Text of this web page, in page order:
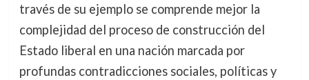
través de su ejemplo se comprende mejor la
complejidad del proceso de construcción del
Estado liberal en una nación marcada por
profundas contradicciones sociales, políticas y